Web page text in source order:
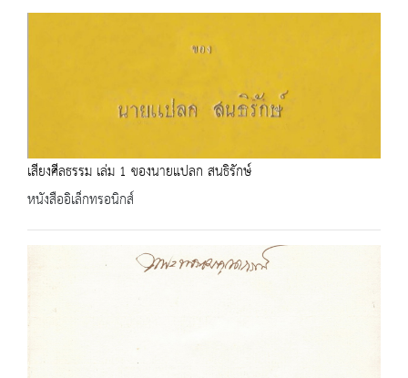
เสียงศีลธรรม เล่ม 1 ของนายแปลก สนธิรักษ์
หนังสืออิเล็กทรอนิกส์